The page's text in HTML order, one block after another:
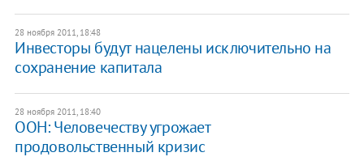
28 ноября 2011, 18:48
Инвесторы будут нацелены исключительно на
сохранение капитала
28 ноября 2011, 18:40
​ООН: Человечеству угрожает
продовольственный кризис